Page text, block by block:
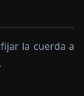
la cuerda a